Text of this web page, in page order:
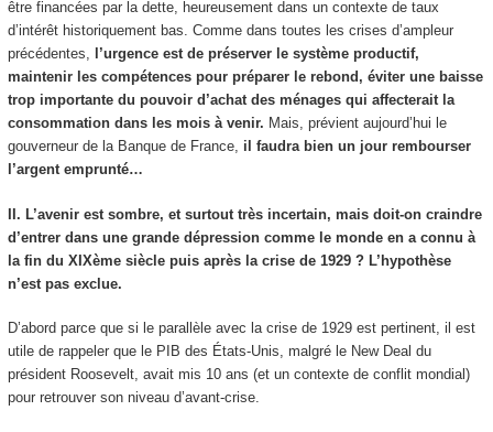
être financées par la dette, heureusement dans un contexte de taux
d’intérêt historiquement bas. Comme dans toutes les crises d’ampleur
précédentes, l’urgence est de préserver le système productif,
maintenir les compétences pour préparer le rebond, éviter une baisse
trop importante du pouvoir d’achat des ménages qui affecterait la
consommation dans les mois à venir. Mais, prévient aujourd’hui le
gouverneur de la Banque de France, il faudra bien un jour rembourser
l’argent emprunté…
II. L’avenir est sombre, et surtout très incertain, mais doit-on craindre
d’entrer dans une grande dépression comme le monde en a connu à
la fin du XIXème siècle puis après la crise de 1929 ?L’hypothèse
n’est pas exclue.
D’abord parce que si le parallèle avec la crise de 1929 est pertinent, il est
utile de rappeler que le PIB des États-Unis, malgré le New Deal du
président Roosevelt, avait mis 10 ans (et un contexte de conflit mondial)
pour retrouver son niveau d’avant-crise.